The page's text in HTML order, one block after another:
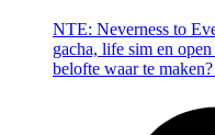
NTE: Neverness to
gacha, life sim en
belofte waar te